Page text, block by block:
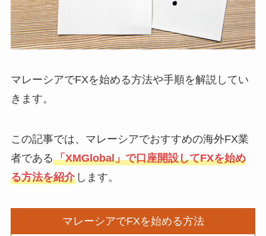
マレーシアでFXを始める方法や手順を解説してい
きます。
この記事では、マレーシアでおすすめの海外FX業
者である「XMGlobal」で口座開設してFXを始め
る方法を紹介します。
マレーシアでFXを始める方法